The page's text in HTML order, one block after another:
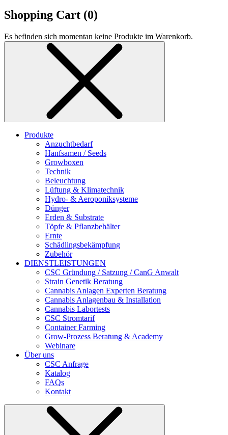
Shopping Cart (0)
Es befinden sich momentan keine Produkte im Warenkorb.
Produkte
Anzuchtbedarf
Hanfsamen / Seeds
Growboxen
Technik
Beleuchtung
Lüftung & Klimatechnik
Hydro- & Aeroponiksysteme
Dünger
Erden & Substrate
Töpfe & Pflanzbehälter
Ernte
Schädlingsbekämpfung
Zubehör
DIENSTLEISTUNGEN
CSC Gründung / Satzung / CanG Anwalt
Strain Genetik Beratung
Cannabis Anlagen Experten Beratung
Cannabis Anlagenbau & Installation
Cannabis Labortests
CSC Stromtarif
Container Farming
Grow-Prozess Beratung & Academy
Webinare
Über uns
CSC Anfrage
Katalog
FAQs
Kontakt